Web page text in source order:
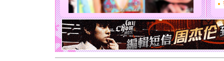
[圣诞节]
能正大
天都要快
[圣诞节]
如意,快
[元旦]看
断电。爱